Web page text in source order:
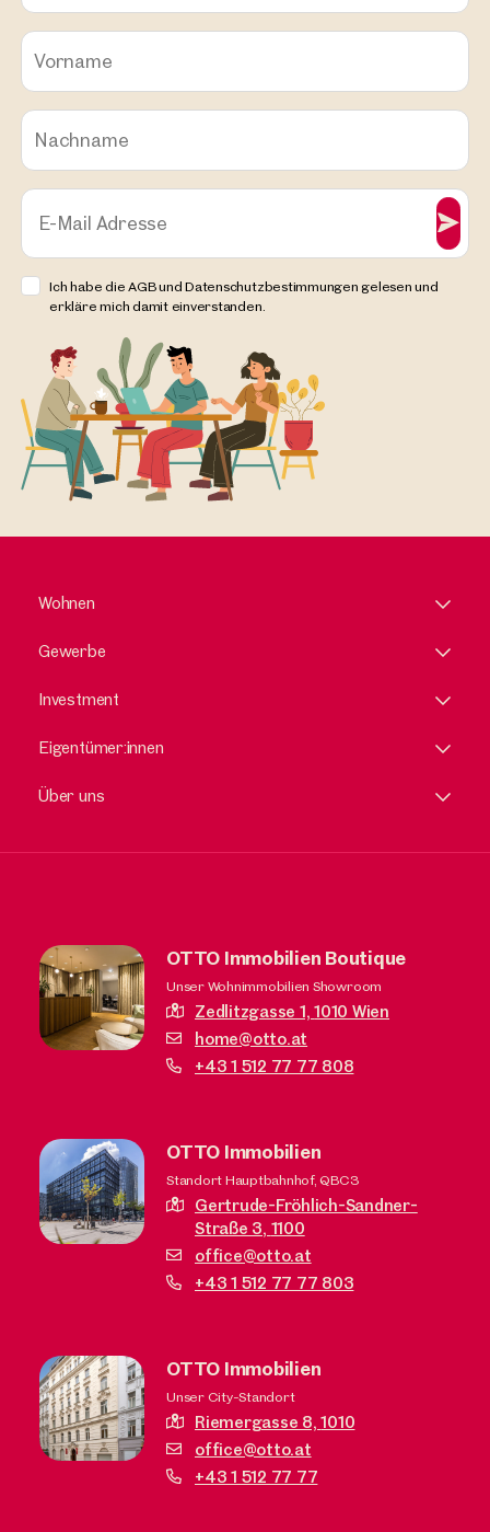
Vorname
Nachname
E-Mail Adresse
Ich habe die AGB und Datenschutzbestimmungen gelesen und
erkläre mich damit einverstanden.
Wohnen
Gewerbe
Investment
Eigentümer:innen
Über uns
OTTO Immobilien Boutique
Unser Wohnimmobilien Showroom
Zedlitzgasse 1,1010 Wien
home@otto.at
+43 1 512 77 77 808
OTTO Immobilien
Standort Hauptbahnhof, QBC3
Gertrude-Fröhlich-Sandner-
Straße 3, 1100
office@otto.at
+43 1 512 77 77 803
OTTO Immobilien
Unser City-Standort
Riemergasse 8,1010
office@otto.at
+43 1 512 77 77